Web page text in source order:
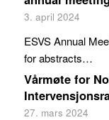
3. april 2024
ESVS Annual
for abstracts…
Vårmøte for
27. mars 2024